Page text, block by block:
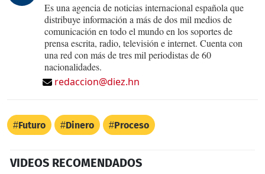
Es una agencia de noticias internacional española que
distribuye información a más de dos mil medios de
comunicación en todo el mundo en los soportes de
prensa escrita, radio, televisión e internet. Cuenta con
una red con más de tres mil periodistas de 60
nacionalidades.
redaccion@diez.hn
Futuro Dinero Proceso
VIDEOS RECOMENDADOS